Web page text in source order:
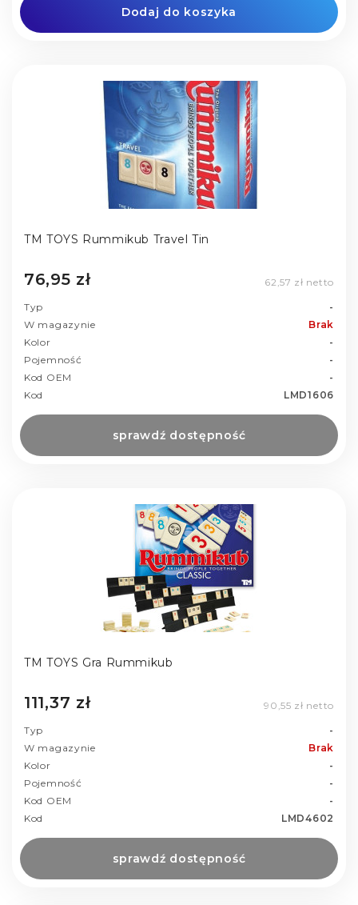
Dodaj do koszyka
TM TOYS Rummikub Travel Tin
76,95 zł 62,57 zł netto
Typ
-
W magazynie
Brak
Kolor
-
Pojemność
-
Kod OEM
-
Kod
LMD1606
sprawdź dostępność
TM TOYS Gra Rummikub
111,37 zł 90,55 zł netto
Typ
-
W magazynie
Brak
Kolor
-
Pojemność
-
Kod OEM
-
Kod
LMD4602
sprawdź dostępność